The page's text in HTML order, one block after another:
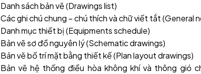
Danh sách bản vẽ (Drawings list)
Các ghi chú chung – chú thích và chữ viết tắt (General
Danh mục thiết bị (Equipments schedule)
Bản vẽ sơ đồ nguyên lý (Schematic drawings)
Bản vẽ bố trí mặt bằng thiết kế (Plan layout drawings)
Bản vẽ hệ thống điều hòa không khí và thông gió